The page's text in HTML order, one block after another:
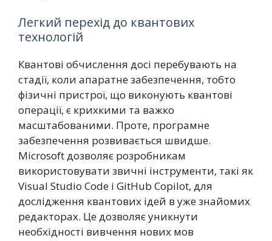
Легкий перехід до квантових
технологій
Квантові обчислення досі перебувають на
стадії, коли апаратне забезпечення, тобто
фізичні пристрої, що виконують квантові
операції, є крихкими та важко
масштабованими. Проте, програмне
забезпечення розвивається швидше.
Microsoft дозволяє розробникам
використовувати звичні інструменти, такі як
Visual Studio Code і GitHub Copilot, для
дослідження квантових ідей в уже знайомих
редакторах. Це дозволяє уникнути
необхідності вивчення нових мов